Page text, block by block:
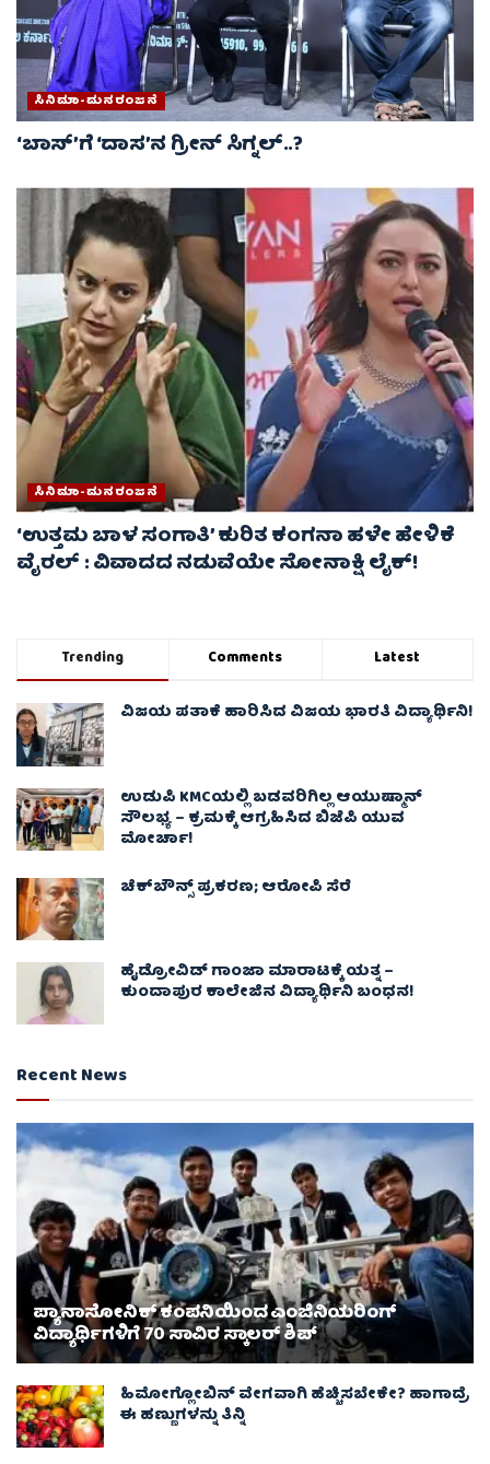
ಸಿನಿಮಾ-ಮನರಂಜನೆ
‘ಬಾಸ್’ಗೆ ‘ದಾಸ’ನ ಗ್ರೀನ್ ಸಿಗ್ನಲ್..?
ಸಿನಿಮಾ-ಮನರಂಜನೆ
‘ಉತ್ತಮ ಬಾಳ ಸಂಗಾತಿ’ ಕುರಿತ ಕಂಗನಾ ಹಳೇ ಹೇಳಿಕೆ
ವೈರಲ್ : ವಿವಾದದ ನಡುವೆಯೇ ಸೋನಾಕ್ಷಿ ಲೈಕ್!
Trending Comments Latest
ವಿಜಯ ಪತಾಕೆ ಹಾರಿಸಿದ ವಿಜಯ ಭಾರತಿ ವಿದ್ಯಾರ್ಥಿನಿ!
ಉಡುಪಿ KMCಯಲ್ಲಿ ಬಡವರಿಗಿಲ್ಲ ಆಯುಷ್ಮಾನ್
ಸೌಲಭ್ಯ – ಕ್ರಮಕ್ಕೆ ಆಗ್ರಹಿಸಿದ ಬಿಜೆಪಿ ಯುವ
ಮೋರ್ಚಾ!
ಚೆಕ್​ಬೌನ್ಸ್​ ಪ್ರಕರಣ; ಆರೋಪಿ ಸೆರೆ
ಹೈಡ್ರೋವಿಡ್ ಗಾಂಜಾ ಮಾರಾಟಕ್ಕೆ ಯತ್ನ –
ಕುಂದಾಪುರ ಕಾಲೇಜಿನ ವಿದ್ಯಾರ್ಥಿನಿ ಬಂಧನ!
Recent News
ಪ್ಯಾನಾಸೋನಿಕ್ ಕಂಪನಿಯಿಂದ ಎಂಜಿನಿಯರಿಂಗ್
ವಿದ್ಯಾರ್ಥಿಗಳಿಗೆ 70 ಸಾವಿರ ಸ್ಕಾಲರ್ ಶಿಪ್
ಹಿಮೋಗ್ಲೋಬಿನ್ ವೇಗವಾಗಿ ಹೆಚ್ಚಿಸಬೇಕೇ? ಹಾಗಾದ್ರೆ
ಈ ಹಣ್ಣುಗಳನ್ನು ತಿನ್ನಿ